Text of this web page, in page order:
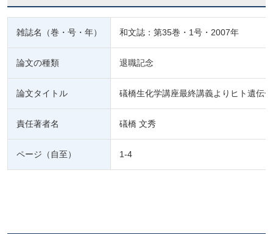
雑誌名（巻・号・年） 和文誌：第35巻・1号・2007年
論文の種類 退職記念
論文タイトル 礒橋生化学講座最終講義よりヒト遺伝
責任著者名 礒橋 文秀
ページ（自至） 1-4